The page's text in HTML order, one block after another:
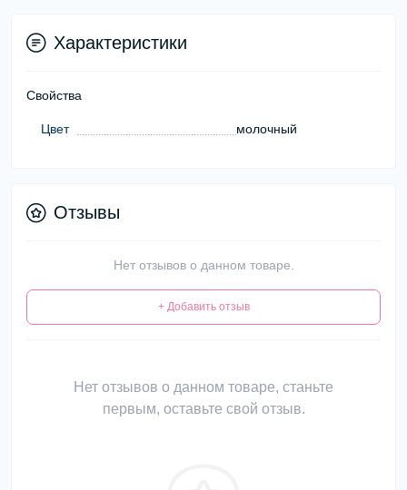
Характеристики
Свойства
Цвет молочный
Отзывы
Нет отзывов о данном товаре.
+ Добавить отзыв
Нет отзывов о данном товаре, станьте
первым, оставьте свой отзыв.